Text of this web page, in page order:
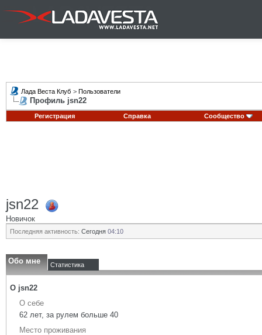
Лада Веста Клуб > Пользователи
Профиль jsn22
Регистрация Справка Сообщество
jsn22
Новичок
Последняя активность: Сегодня 04:10
Обо мне Статистика
О jsn22
О себе
62 лет, за рулем больше 40
Место проживания